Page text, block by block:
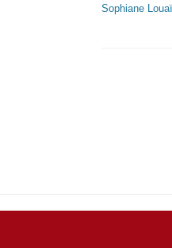
Sophiane Louaïl